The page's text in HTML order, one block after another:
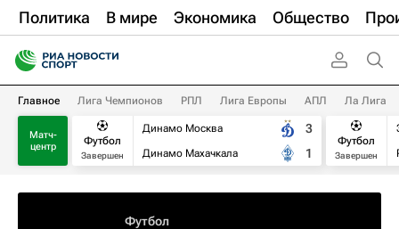
Политика В мире Экономика Общество
Главное Лига Чемпионов РПЛ Лига Европы АПЛ Ла Лига
Матч-
центр
Футбол
Завершен
Динамо Москва
Динамо Махачкала
3
1
Футбол
Завершен
Футбол